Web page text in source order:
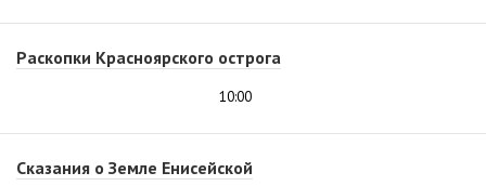
Раскопки Красноярского острога
10:00
Сказания о Земле Енисейской